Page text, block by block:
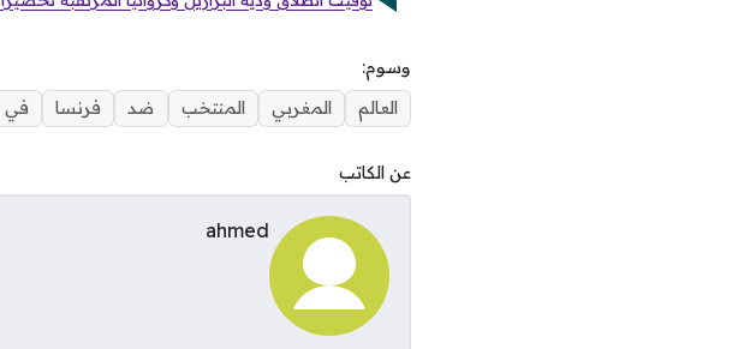
وسوم:
العالم
المغربي المنتخب ضد فرنسا في
عن الكاتب
ahmed